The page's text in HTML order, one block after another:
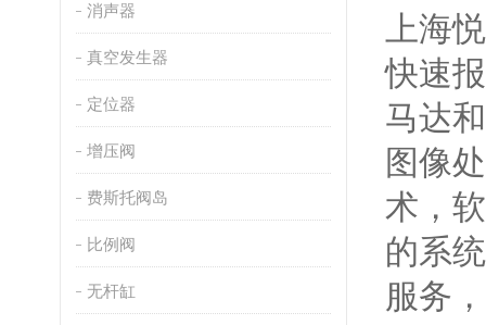
消声器
真空发生器
定位器
增压阀
费斯托阀岛
比例阀
无杆缸
上海
快速
马达
图像
术，
的系
服务